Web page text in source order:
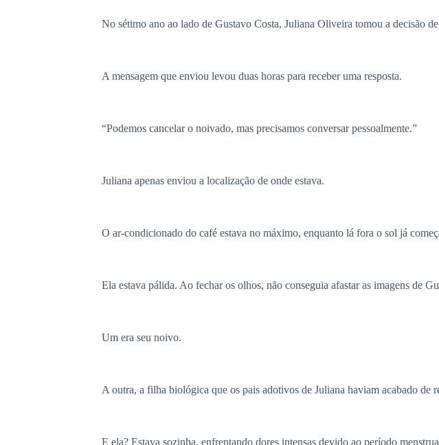
No sétimo ano ao lado de Gustavo Costa, Juliana Oliveira tomou a decisão
A mensagem que enviou levou duas horas para receber uma resposta.
“Podemos cancelar o noivado, mas precisamos conversar pessoalmente.”
Juliana apenas enviou a localização de onde estava.
O ar-condicionado do café estava no máximo, enquanto lá fora o sol já
Ela estava pálida. Ao fechar os olhos, não conseguia afastar as imagens de
Um era seu noivo.
A outra, a filha biológica que os pais adotivos de Juliana haviam acabado de
E ela? Estava sozinha, enfrentando dores intensas devido ao período